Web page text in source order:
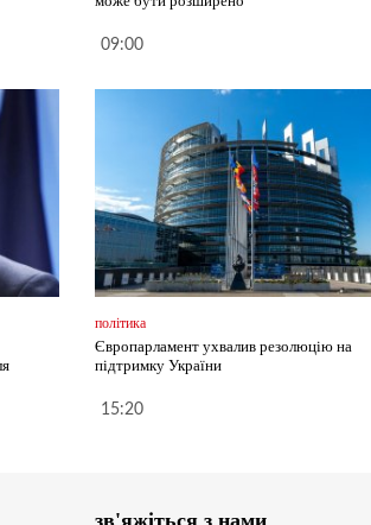
09:00
політика
Європарламент ухвалив резолюцію на
підтримку України
15:20